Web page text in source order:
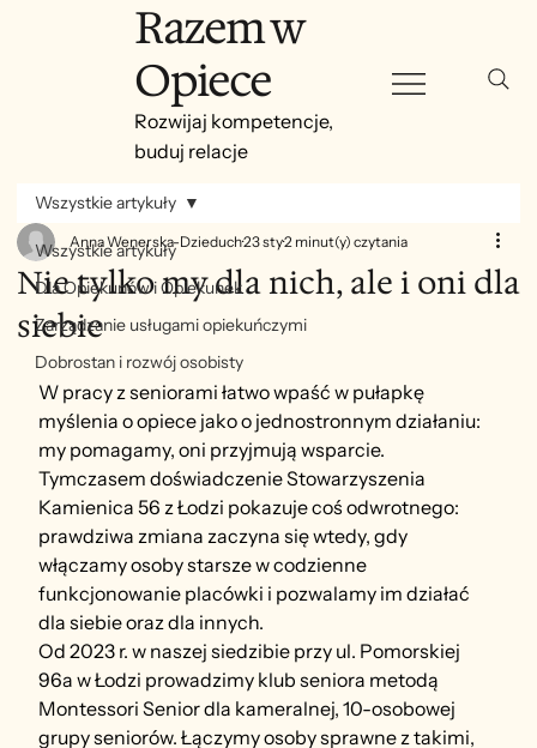
Razem w
Opiece
Rozwijaj kompetencje,
buduj relacje
Wszystkie artykuły
Dla Opiekunów i Opiekunek
Zarządzanie usługami opiekuńczymi
Dobrostan i rozwój osobisty
Wszystkie artykuły
Nie tylko my dla nich, ale i oni dla
siebie
Anna Wenerska-Dzieduch23 sty2 minut(y) czytania
W pracy z seniorami łatwo wpaść w pułapkę
myślenia o opiece jako o jednostronnym działaniu:
my pomagamy, oni przyjmują wsparcie.
Tymczasem doświadczenie Stowarzyszenia
Kamienica 56 z Łodzi pokazuje coś odwrotnego:
prawdziwa zmiana zaczyna się wtedy, gdy
włączamy osoby starsze w codzienne
funkcjonowanie placówki i pozwalamy im działać
dla siebie oraz dla innych.
Od 2023 r. w naszej siedzibie przy ul. Pomorskiej
96a w Łodzi prowadzimy klub seniora metodą
Montessori Senior dla kameralnej, 10-osobowej
grupy seniorów. Łączymy osoby sprawne z takimi,